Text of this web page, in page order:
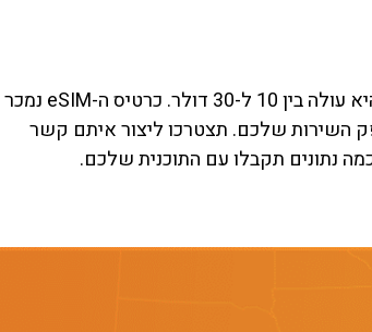
עלות של כרטיס eSIM משתנה בהתאם לספק, אך בדרך כלל היא עולה בין 10 ל-30 דולר. כרטיס ה-eSIM נמכר
השירות שלכם. תצטרכו ליצור איתם קשר
נתונים תקבלו עם התוכנית שלכם.